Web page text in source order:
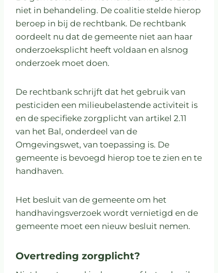
niet in behandeling. De coalitie stelde hierop
beroep in bij de rechtbank. De rechtbank
oordeelt nu dat de gemeente niet aan haar
onderzoeksplicht heeft voldaan en alsnog
onderzoek moet doen.
De rechtbank schrijft dat het gebruik van
pesticiden een milieubelastende activiteit is
en de specifieke zorgplicht van artikel 2.11
van het Bal, onderdeel van de
Omgevingswet, van toepassing is. De
gemeente is bevoegd hierop toe te zien en te
handhaven.
Het besluit van de gemeente om het
handhavingsverzoek wordt vernietigd en de
gemeente moet een nieuw besluit nemen.
Overtreding zorgplicht?